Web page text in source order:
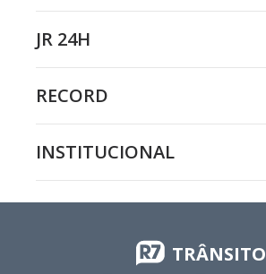
JR 24H
RECORD
INSTITUCIONAL
TRÂNSITO